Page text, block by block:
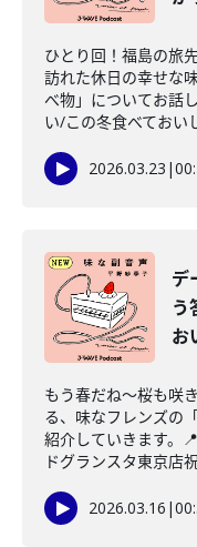
ひとり回！福島の旅
訪れた休日の幸せな
べ物」についてお話
い/この冬食べておい
2026.03.23 |
デ
う
お
もう春だね〜桜も咲
る、味なフレンズの
紹介していきます。
ドグランスタ東京店
2026.03.16 |